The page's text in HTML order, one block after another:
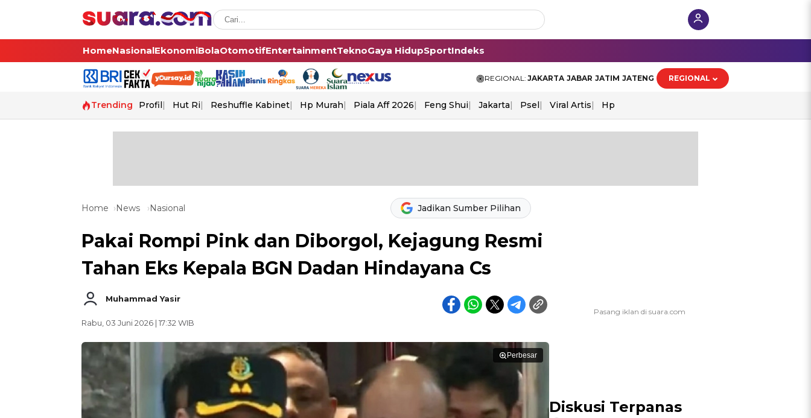
HomeNasionalEkonomiBolaOtomotifEntertainmentTeknoGaya HidupSportIndeks
REGIONAL: JAKARTA JABAR JATIM JATENG REGIONAL
Trending Profil Hut Ri Reshuffle Kabinet Hp Murah Piala Aff 2026 Feng Shui Jakarta Psel Viral Artis Hp
Home News Nasional Jadikan Sumber Pilihan
Pakai Rompi Pink dan Diborgol, Kejagung Resmi
Tahan Eks Kepala BGN Dadan Hindayana Cs
Muhammad Yasir
Rabu, 03 Juni 2026 | 17:32 WIB
Perbesar
Diskusi Terpanas